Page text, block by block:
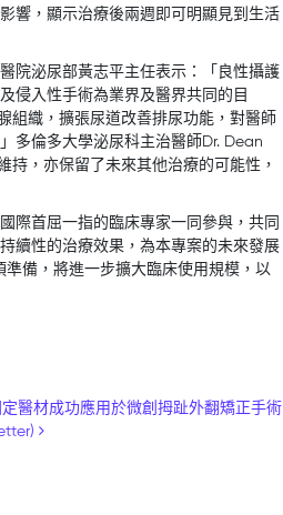
響，顯示治療後兩週即可明顯見到生活
院泌尿部黃志平主任表示：「良性攝護
侵入性手術為業界及醫界共同的目
組織，擴張尿道改善排尿功能，對醫師
多倫多大學泌尿科主治醫師Dr. Dean
持，亦保留了未來其他治療的可能性，
際首屈一指的臨床專家一同參與，共同
續性的治療效果，為本專案的未來發展
備，將進一步擴大臨床使用規模，以
醫材成功應用於微創拇趾外翻矯正手術